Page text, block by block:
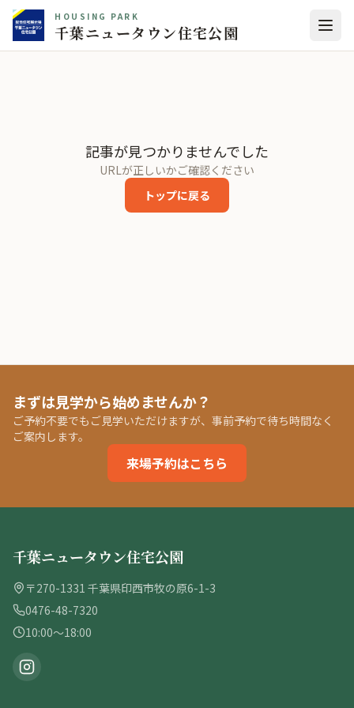
HOUSING PARK
千葉ニュータウン住宅公園
記事が見つかりませんでした
URLが正しいかご確認ください
トップに戻る
まずは見学から始めませんか？
ご予約不要でもご見学いただけますが、事前予約で待ち時間なく
ご案内します。
来場予約はこちら
千葉ニュータウン住宅公園
〒270-1331 千葉県印西市牧の原6-1-3
0476-48-7320
10:00〜18:00